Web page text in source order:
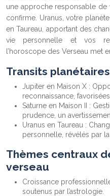
une approche responsable
confirme. Uranus, votre
en Taureau, apportant des
vie personnelle et vos
l’horoscope des Verseau met
Transits
Jupiter en Maison X :
reconnaissance,
Saturne en Maison II :
prudence, un
Uranus en Taureau :
personnelle, révélés par
Thèmes centraux
verseau
Croissance
soutenus par l’astrologie.